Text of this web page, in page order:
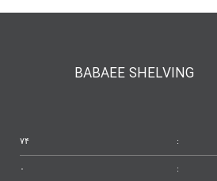
BABAEE SHELVING
: ۷۴
: ۰